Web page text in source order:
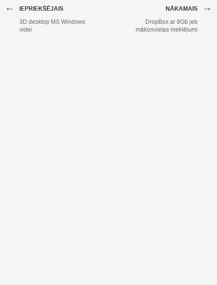
IEPRIEKŠĒJAIS
←
3D desktop MS Windows
videi
NĀKAMAIS →
DropBox ar 8Gb jeb
mākoņvietas meklējumi